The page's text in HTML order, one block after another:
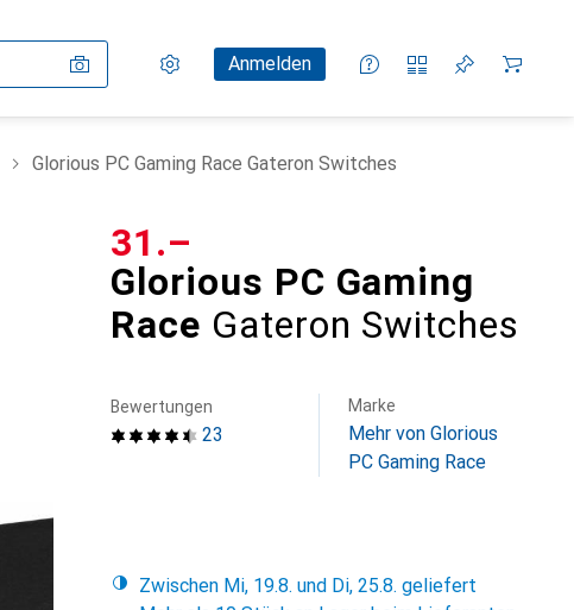
Einstellungen
KundenkontoAnmelden
Vergleichslisten
Merklisten
Warenkorb
Glorious PC Gaming Race Gateron Switches
Glorious PC Gaming
Race Gateron Switches
CHF
31.–
23
Bewertungen Marke
Mehr von Glorious
PC Gaming Race
Zwischen Mi, 19.8. und Di, 25.8. geliefert